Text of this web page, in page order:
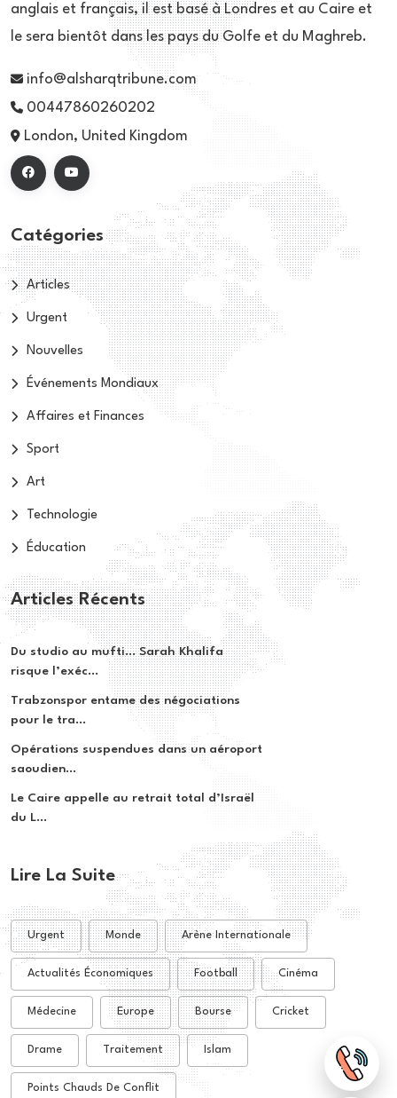
anglais et français, il est basé à Londres et au Caire et
le sera bientôt dans les pays du Golfe et du Maghreb.
info@alsharqtribune.com
00447860260202
London, United Kingdom
Catégories
Articles
Urgent
Nouvelles
Événements Mondiaux
Affaires et Finances
Sport
Art
Technologie
Éducation
Articles Récents
Du studio au mufti… Sarah Khalifa
risque l’exéc...
Trabzonspor entame des négociations
pour le tra...
Opérations suspendues dans un aéroport
saoudien...
Le Caire appelle au retrait total d’Israël
du L...
Lire La Suite
Urgent Monde Arène Internationale
Actualités Économiques Football Cinéma
Médecine Europe Bourse Cricket
Drame Traitement Islam
Points Chauds De Conflit